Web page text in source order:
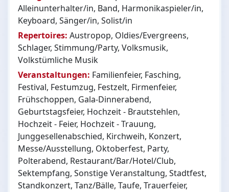
Alleinunterhalter/in, Band, Harmonikaspieler/in,
Keyboard, Sänger/in, Solist/in
Repertoires: Austropop, Oldies/Evergreens,
Schlager, Stimmung/Party, Volksmusik,
Volkstümliche Musik
Veranstaltungen: Familienfeier, Fasching,
Festival, Festumzug, Festzelt, Firmenfeier,
Frühschoppen, Gala-Dinnerabend,
Geburtstagsfeier, Hochzeit - Brautstehlen,
Hochzeit - Feier, Hochzeit - Trauung,
Junggesellenabschied, Kirchweih, Konzert,
Messe/Ausstellung, Oktoberfest, Party,
Polterabend, Restaurant/Bar/Hotel/Club,
Sektempfang, Sonstige Veranstaltung, Stadtfest,
Standkonzert, Tanz/Bälle, Taufe, Trauerfeier,